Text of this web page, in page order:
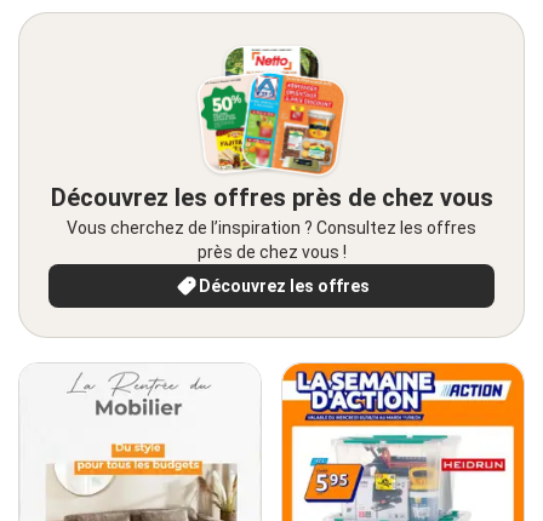
Découvrez les offres près de chez vous
Vous cherchez de l’inspiration ? Consultez les offres
près de chez vous !
Découvrez les offres